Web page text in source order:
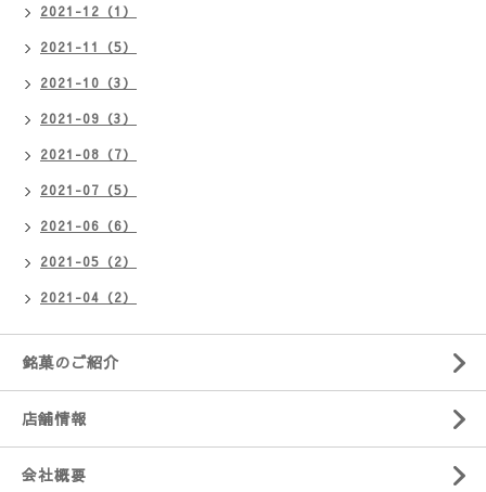
2021-12（1）
2021-11（5）
2021-10（3）
2021-09（3）
2021-08（7）
2021-07（5）
2021-06（6）
2021-05（2）
2021-04（2）
銘菓のご紹介
店舗情報
会社概要